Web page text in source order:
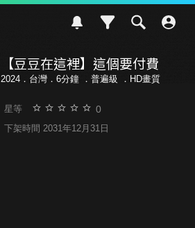
【豆豆在這裡】這個要付費
2024．台灣．6分鐘 ． 普遍級 ．HD畫質
星等 0
下架時間 2031年12月31日